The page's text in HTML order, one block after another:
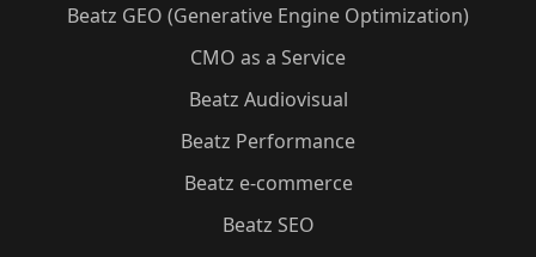
Beatz GEO (Generative Engine Optimization)
CMO as a Service
Beatz Audiovisual
Beatz Performance
Beatz e-commerce
Beatz SEO